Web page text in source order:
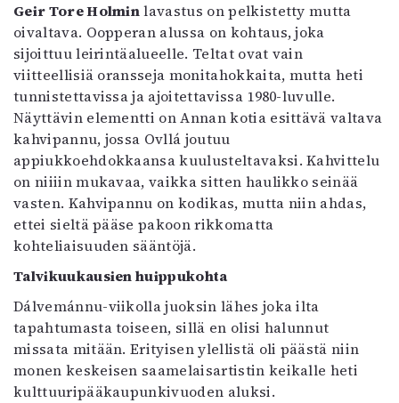
Geir Tore Holminlavastus on pelkistetty mutta
oivaltava. Oopperan alussa on kohtaus, joka
sijoittuu leirintäalueelle. Teltat ovat vain
viitteellisiä oransseja monitahokkaita, mutta heti
tunnistettavissa ja ajoitettavissa 1980-luvulle.
Näyttävin elementti on Annan kotia esittävä valtava
kahvipannu, jossa Ovllá joutuu
appiukkoehdokkaansa kuulusteltavaksi. Kahvittelu
on niiiin mukavaa, vaikka sitten haulikko seinää
vasten. Kahvipannu on kodikas, mutta niin ahdas,
ettei sieltä pääse pakoon rikkomatta
kohteliaisuuden sääntöjä.
Talvikuukausien huippukohta
Dálvemánnu-viikolla juoksin lähes joka ilta
tapahtumasta toiseen, sillä en olisi halunnut
missata mitään. Erityisen ylellistä oli päästä niin
monen keskeisen saamelaisartistin keikalle heti
kulttuuripääkaupunkivuoden aluksi.